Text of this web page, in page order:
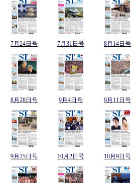
7月24日号 7月31日号 8月14日号
8月28日号 9月4日号 9月11日号
9月25日号 10月2日号 10月9日号